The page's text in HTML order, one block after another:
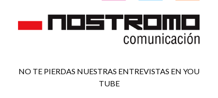
NO TE PIERDAS NUESTRAS ENTREVISTAS EN YOU
TUBE